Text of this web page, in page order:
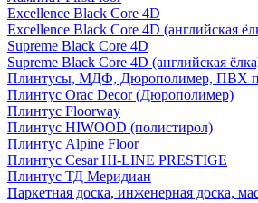
Excellence Black Core 4D
Excellence Black Core 4D (английская
Supreme Black Core 4D
Supreme Black Core 4D (английская
Плинтусы, МДФ, Дюрополимер, ПВХ
Плинтус Orac Decor (Дюрополимер)
Плинтус Floorway
Плинтус HIWOOD (полистирол)
Плинтус Alpine Floor
Плинтус Cesar HI-LINE PRESTIGE
Плинтус ТД Меридиан
Паркетная доска, инженерная доска,